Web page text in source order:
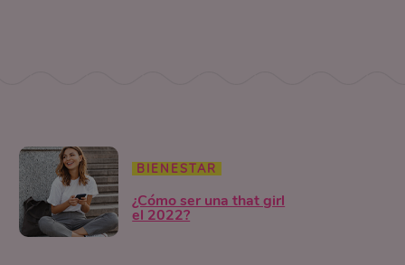
BIENESTAR
¿Cómo ser una that girl
el 2022?